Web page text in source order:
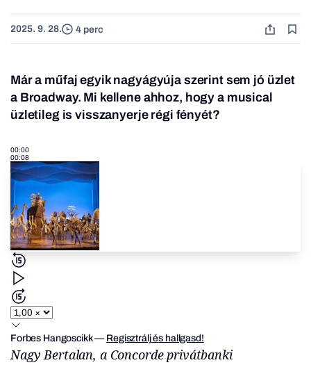
2025. 9. 28. 4 perc
Már a műfaj egyik nagyágyúja szerint sem jó üzlet
a Broadway. Mi kellene ahhoz, hogy a musical
üzletileg is visszanyerje régi fényét?
00:00
00:08
Forbes Hangoscikk— Regisztrálj és hallgasd!
Nagy Bertalan, a Concorde privátbanki